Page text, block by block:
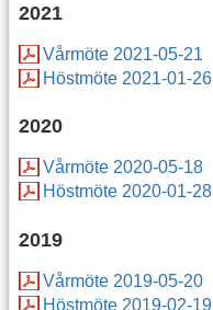
2021
Vårmöte 2021-05-21
Höstmöte 2021-01-26
2020
Vårmöte 2020-05-18
Höstmöte 2020-01-28
2019
Vårmöte 2019-05-20
Höstmöte 2019-02-19